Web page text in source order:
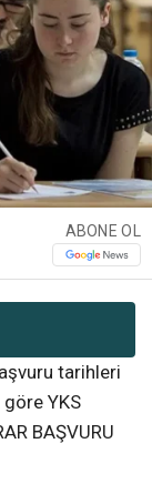
ABONE OL
tarihleri
göre YKS
BAŞVURU